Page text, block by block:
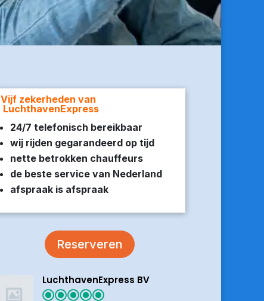
Vijf zekerheden van
LuchthavenExpress
24/7 telefonisch bereikbaar
wij rijden gegarandeerd op tijd
nette betrokken chauffeurs
de beste service van Nederland
afspraak is afspraak
Reserveren
LuchthavenExpress BV